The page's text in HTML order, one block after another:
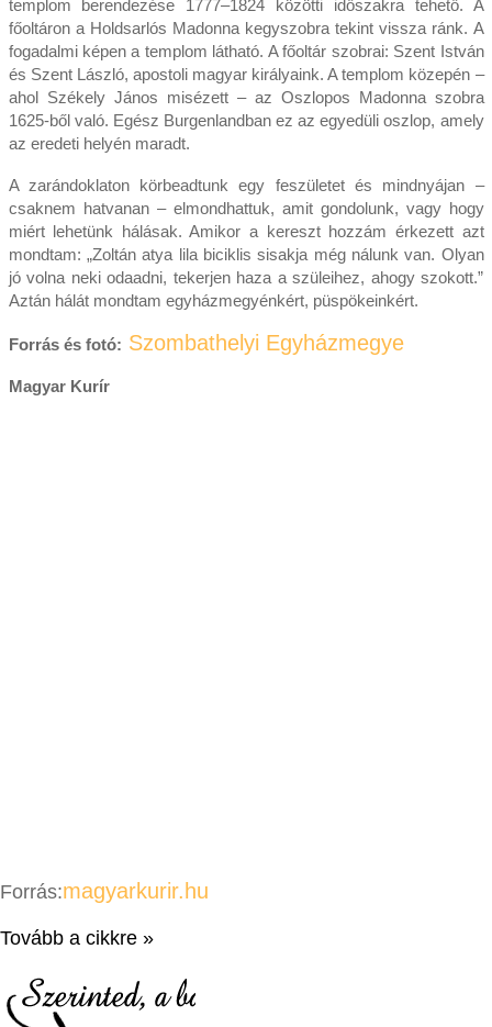
templom berendezése 1777–1824 közötti időszakra tehető. A
főoltáron a Holdsarlós Madonna kegyszobra tekint vissza ránk. A
fogadalmi képen a templom látható. A főoltár szobrai: Szent István
és Szent László, apostoli magyar királyaink. A templom közepén –
ahol Székely János misézett – az Oszlopos Madonna szobra
1625-ből való. Egész Burgenlandban ez az egyedüli oszlop, amely
az eredeti helyén maradt.
A zarándoklaton körbeadtunk egy feszületet és mindnyájan –
csaknem hatvanan – elmondhattuk, amit gondolunk, vagy hogy
miért lehetünk hálásak. Amikor a kereszt hozzám érkezett azt
mondtam: „Zoltán atya lila biciklis sisakja még nálunk van. Olyan
jó volna neki odaadni, tekerjen haza a szüleihez, ahogy szokott.”
Aztán hálát mondtam egyházmegyénkért, püspökeinkért.
Forrás és fotó: Szombathelyi Egyházmegye
Magyar Kurír
Forrás:magyarkurir.hu
Tovább a cikkre »